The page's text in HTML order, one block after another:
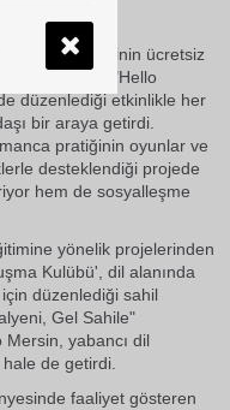
Pazartesi 10:33
Belediyesinin ücretsiz
kulübü "Hello
düzenlediği etkinlikle her
bir araya getirdi.
pratiğinin oyunlar ve
desteklendiği projede
hem de sosyalleşme
yönelik projelerinden
Kulübü', dil alanında
düzenlediği sahil
Gel Sahile"
yabancı dil
de getirdi.
faaliyet gösteren